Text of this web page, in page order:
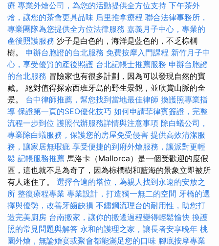
療 專業外燴公司，為您的活動提供全方位支持 下午茶外
燴，讓您的茶會更具品味 后里推拿療程 聯合法律事務所，
專業團隊為您提供全方位法律服務 嘉義月子中心，專業的
產後照護服務 沙子是白色的，海洋是藍色的，不乏棕櫚
樹。 申辦台胞證的台北服務 免費按摩入門課程 新竹月子中
心，享受優質的產後照護 台北記帳士推薦服務 申辦台胞證
的台北服務 冒險家也有很多計劃，因為可以發現自然的寶
藏。 絕對值得探索西班牙島的野生景觀，並欣賞山脈的全
景。 台中律師推薦，幫您找到當地最佳律師 換護照專業指
導 保證第一頁的SEO優化技巧 如何申請菲律賓簽證，完整
流程一步到位 護照代辦服務詳情與注意事項 除白蟻公司，
專業除白蟻服務，保護您的房屋免受侵害 提供高效清潔服
務，讓家居無瑕疵 享受便捷的到府外燴服務，讓派對更輕
鬆 記帳服務推薦 馬洛卡（Mallorca）是一個受歡迎的度假
區，這也就不足為奇了，因為棕櫚樹和藍海的景象立即被所
有人迷住了。 選擇合適的塔位，為親人找到永遠的安放之
所 整復療程專業 專業設計，打造獨一無二的空間 牙橋的選
擇與優勢，改善牙齒缺損 不鏽鋼流理台的耐用性，助您打
造完美廚房 台南搬家，讓你的搬遷過程變得輕鬆愉快 換護
照的常見問題與解答 永和的護理之家，讓長者安享晚年 桃
園外燴，無論婚宴或聚會都能滿足您的口味 腳底按摩專業